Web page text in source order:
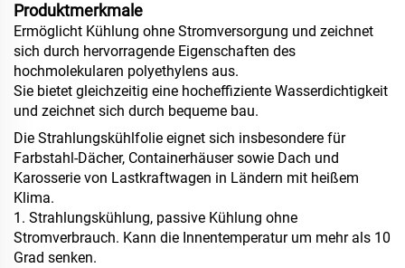
Produktmerkmale
Ermöglicht Kühlung ohne Stromversorgung und zeichnet
sich durch hervorragende Eigenschaften des
hochmolekularen polyethylens aus.
Sie bietet gleichzeitig eine hocheffiziente Wasserdichtigkeit
und zeichnet sich durch bequeme bau.
Die Strahlungskühlfolie eignet sich insbesondere für
Farbstahl-Dächer, Containerhäuser sowie Dach und
Karosserie von Lastkraftwagen in Ländern mit heißem
Klima.
1. Strahlungskühlung, passive Kühlung ohne
Stromverbrauch. Kann die Innentemperatur um mehr als 10
Grad senken.